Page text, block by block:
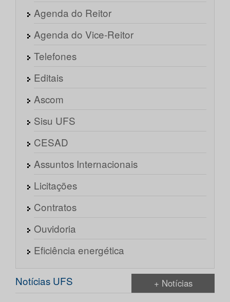
Agenda do Reitor
Agenda do Vice-Reitor
Telefones
Editais
Ascom
Sisu UFS
CESAD
Assuntos Internacionais
Licitações
Contratos
Ouvidoria
Eficiência energética
Notícias UFS + Notícias